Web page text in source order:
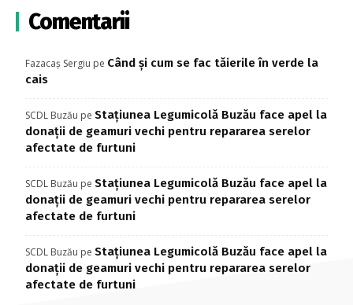
Comentarii
Fazacaș Sergiu pe Când și cum se fac tăierile în verde la
cais
SCDL Buzău pe Stațiunea Legumicolă Buzău face apel la
donații de geamuri vechi pentru repararea serelor
afectate de furtuni
SCDL Buzău pe Stațiunea Legumicolă Buzău face apel la
donații de geamuri vechi pentru repararea serelor
afectate de furtuni
SCDL Buzău pe Stațiunea Legumicolă Buzău face apel la
donații de geamuri vechi pentru repararea serelor
afectate de furtuni